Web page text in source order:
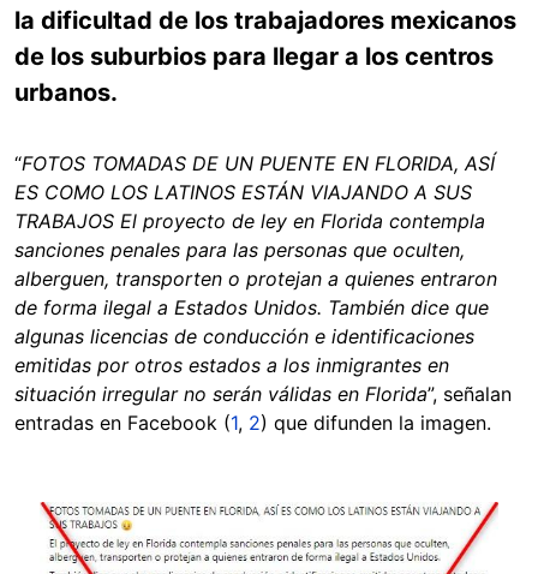
la dificultad de los trabajadores mexicanos
de los suburbios para llegar a los centros
urbanos.
“FOTOS TOMADAS DE UN PUENTE EN FLORIDA, ASÍ
ES COMO LOS LATINOS ESTÁN VIAJANDO A SUS
TRABAJOS El proyecto de ley en Florida contempla
sanciones penales para las personas que oculten,
alberguen, transporten o protejan a quienes entraron
de forma ilegal a Estados Unidos. También dice que
algunas licencias de conducción e identificaciones
emitidas por otros estados a los inmigrantes en
situación irregular no serán válidas en Florida”, señalan
entradas en Facebook (1, 2) que difunden la imagen.
Image